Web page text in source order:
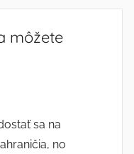
môžete
sa na
no